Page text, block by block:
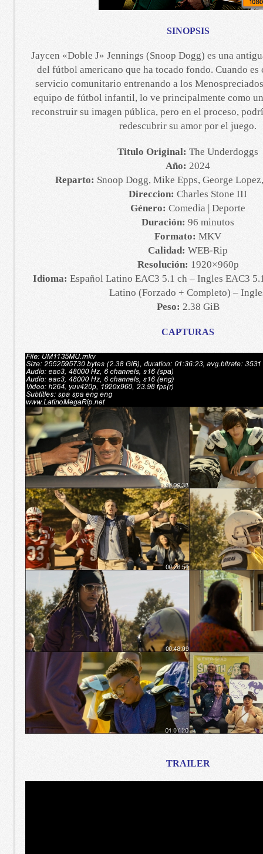
SINOPSIS
Jaycen «Doble J» Jennings (Snoop Dogg) es una
del fútbol americano que ha tocado fondo. Cuando es
servicio comunitario entrenando a los
equipo de fútbol infantil, lo ve principalmente como
reconstruir su imagen pública, pero en el proceso,
redescubrir su amor por el juego.
Titulo Original: The Underdoggs
Año: 2024
Reparto: Snoop Dogg, Mike Epps, George
Direccion: Charles Stone III
Género: Comedia | Deporte
Duración: 96 minutos
Formato: MKV
Calidad: WEB-Rip
Resolución: 1920×960p
Idioma: Español Latino EAC3 5.1 ch – Ingles EAC3
Latino (Forzado + Completo) –
Peso: 2.38 GiB
CAPTURAS
TRAILER